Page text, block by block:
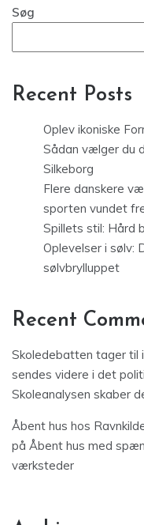
Søg
Recent Posts
Oplev ikoniske
Sådan vælger du
Silkeborg
Flere danskere
sporten vundet
Spillets stil: Hård
Oplevelser i sølv:
sølvbrylluppet
Recent
Skoledebatten tager til
sendes videre i det
Skoleanalysen skaber
Åbent hus hos
på Åbent hus med
værksteder